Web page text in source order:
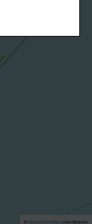
© OpenStreetMapcontributors.